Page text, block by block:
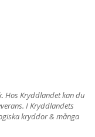
Hos Kryddlandet kan du
I Kryddlandets
kryddor & många